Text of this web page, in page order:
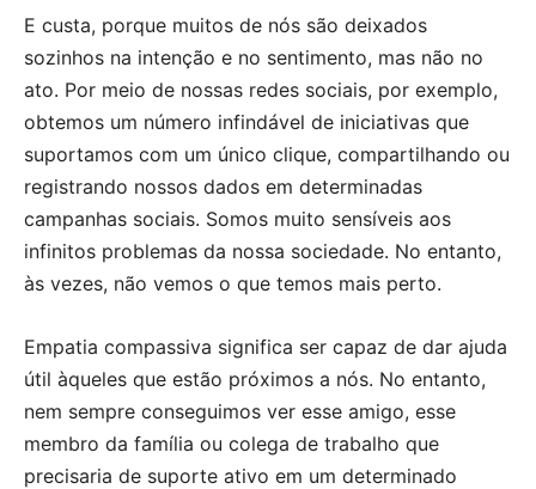
E custa, porque muitos de nós são deixados
sozinhos na intenção e no sentimento, mas não no
ato. Por meio de nossas redes sociais, por exemplo,
obtemos um número infindável de iniciativas que
suportamos com um único clique, compartilhando ou
registrando nossos dados em determinadas
campanhas sociais. Somos muito sensíveis aos
infinitos problemas da nossa sociedade. No entanto,
às vezes, não vemos o que temos mais perto.
Empatia compassiva significa ser capaz de dar ajuda
útil àqueles que estão próximos a nós. No entanto,
nem sempre conseguimos ver esse amigo, esse
membro da família ou colega de trabalho que
precisaria de suporte ativo em um determinado